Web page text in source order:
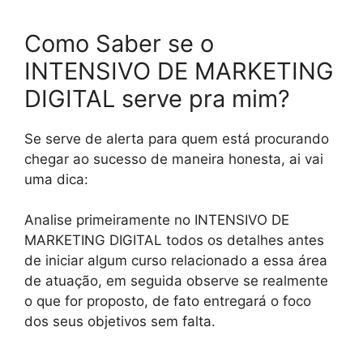
Como Saber se o
INTENSIVO DE MARKETING
DIGITAL serve pra mim?
Se serve de alerta para quem está procurando
chegar ao sucesso de maneira honesta, ai vai
uma dica:
Analise primeiramente no INTENSIVO DE
MARKETING DIGITAL todos os detalhes antes
de iniciar algum curso relacionado a essa área
de atuação, em seguida observe se realmente
o que for proposto, de fato entregará o foco
dos seus objetivos sem falta.